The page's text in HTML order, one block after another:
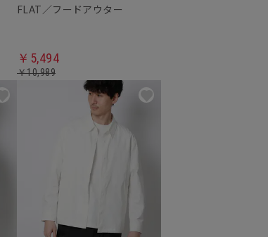
FLAT／フードアウター
￥5,494
￥10,989